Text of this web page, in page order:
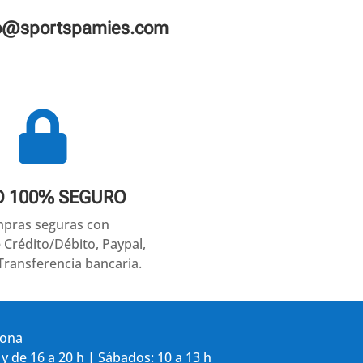

100% SEGURO
seguras con
Crédito/Débito, Paypal,
bancaria.
de 16 a 20 h | Sábados: 10 a 13 h